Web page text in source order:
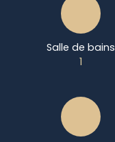
Salle de bains
1